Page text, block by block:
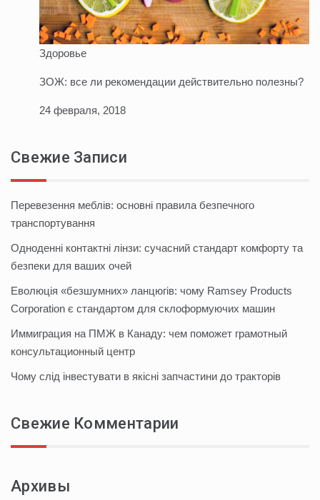
Здоровье
ЗОЖ: все ли рекомендации действительно полезны?
24 февраля, 2018
Свежие Записи
Перевезення меблів: основні правила безпечного
транспортування
Одноденні контактні лінзи: сучасний стандарт комфорту та
безпеки для ваших очей
Еволюція «безшумних» ланцюгів: чому Ramsey Products
Corporation є стандартом для склоформуючих машин
Иммиграция на ПМЖ в Канаду: чем поможет грамотный
консультационный центр
Чому слід інвестувати в якісні запчастини до тракторів
Свежие Комментарии
Архивы